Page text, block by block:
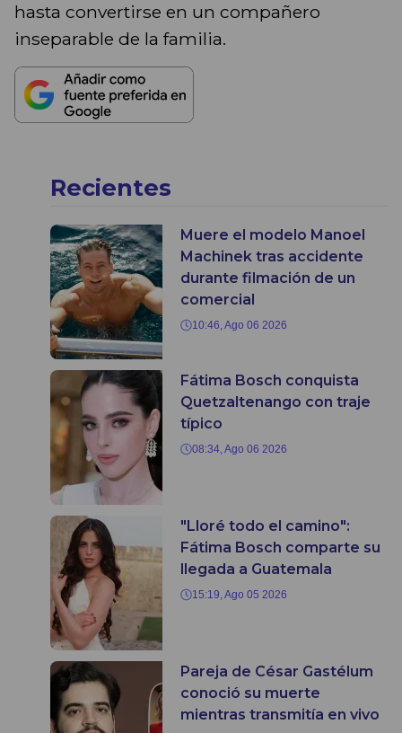
hasta convertirse en un compañero
inseparable de la familia.
Recientes
Muere el modelo Manoel
Machinek tras accidente
durante filmación de un
comercial
10:46, Ago 06 2026
Fátima Bosch conquista
Quetzaltenango con traje
típico
08:34, Ago 06 2026
"Lloré todo el camino":
Fátima Bosch comparte su
llegada a Guatemala
15:19, Ago 05 2026
Pareja de César Gastélum
conoció su muerte
mientras transmitía en vivo